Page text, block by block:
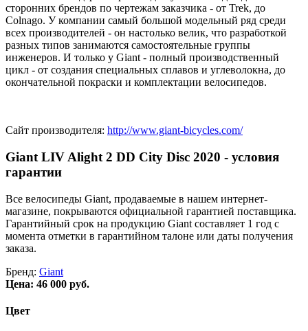
сторонних брендов по чертежам заказчика - от Trek, до
Colnago. У компании самый большой модельный ряд среди
всех производителей - он настолько велик, что разработкой
разных типов занимаются самостоятельные группы
инженеров. И только у Giant - полный производственный
цикл - от создания специальных сплавов и углеволокна, до
окончательной покраски и комплектации велосипедов.
Сайт производителя: http://www.giant-bicycles.com/
Giant LIV Alight 2 DD City Disc 2020 - условия
гарантии
Все велосипеды Giant, продаваемые в нашем интернет-
магазине, покрываются официальной гарантией поставщика.
Гарантийный срок на продукцию Giant составляет 1 год с
момента отметки в гарантийном талоне или даты получения
заказа.
Бренд: Giant
Цена: 46 000 руб.
Цвет